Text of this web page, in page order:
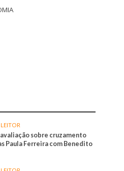
sobre cruzamento
Paula Ferreira com Benedito